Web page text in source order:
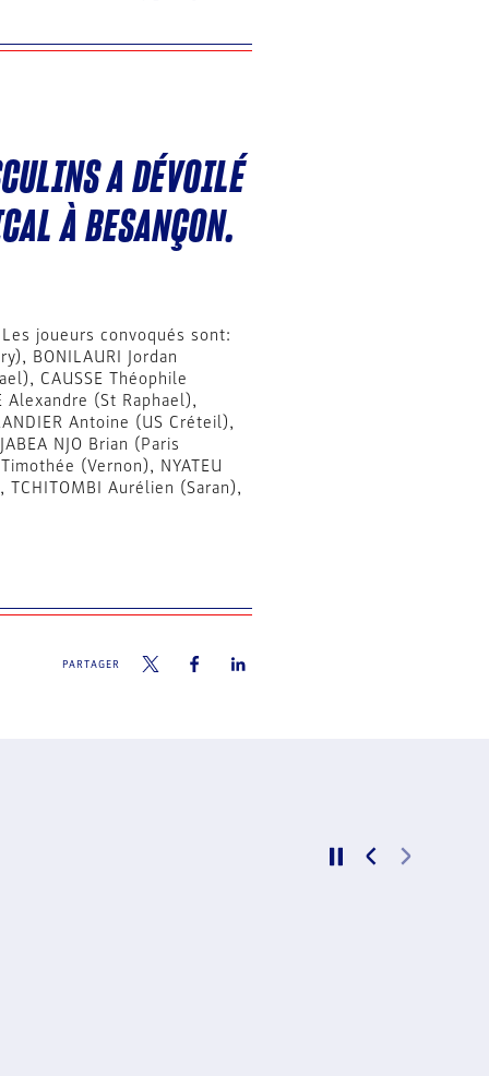
A DÉVOILÉ
À BESANÇON.
joueurs convoqués sont:
BONILAURI Jordan
CAUSSE Théophile
Alexandre (St Raphael),
Antoine (US Créteil),
NJO Brian (Paris
(Vernon), NYATEU
TCHITOMBI Aurélien (Saran),
PARTAGER